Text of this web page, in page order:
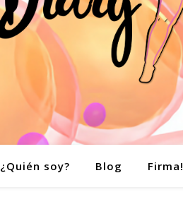
¿Quién soy? Blog Firma!